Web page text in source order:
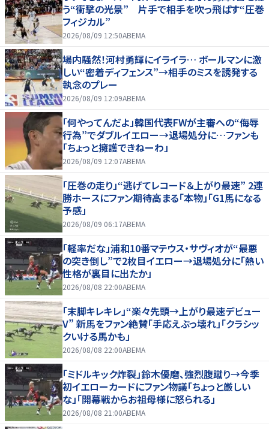
う“衝撃の光景” 片手で相手を吹っ飛ばす“圧巻
フィジカル”
2026/08/09 12:50ABEMA
場内騒然！河村勇輝にイライラ… ボールマンに激
しい“密着ディフェンス”→相手のミスを誘発する
執念のプレー
2026/08/09 12:09ABEMA
「何やってんだよ」韓国代表FWが主審への“侮辱
行為”でダブルイエロー→退場処分に…ファンも
「ちょっと擁護できねーわ」
2026/08/09 12:07ABEMA
「圧巻の走り」“逃げてレコード＆上がり最速” 2連
勝ホースにファン期待高まる「本物」「G1馬になる
予感」
2026/08/09 06:17ABEMA
「軽率だな」浦和10番マテウス・サヴィオが“最悪
の突き倒し”で2枚目イエロー→退場処分に「熱い
性格が裏目に出たか」
2026/08/08 22:00ABEMA
「末脚キレキレ」“楽々先頭→上がり最速デビュー
V” 新馬をファン絶賛「手応えぶっ壊れ」「クラシッ
クいける馬かも」
2026/08/08 22:00ABEMA
「ミドルキック炸裂」鈴木優磨、強烈腹蹴り→今季
初イエローカードにファン物議「ちょっと厳しい
な」「開幕戦からお祖母様に怒られる」
2026/08/08 21:00ABEMA